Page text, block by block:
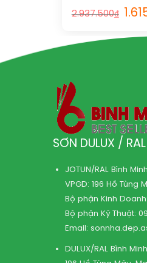
1015
2.937.500₫
SƠN DULUX /
JOTUN/RAL Bình
VPGD: 196 Hồ Tùng
Bộ phận Kinh
Bộ phận Kỹ Thuật:
Email:
DULUX/RAL Bình